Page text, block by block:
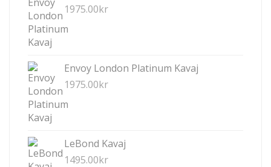
1975.00kr
Envoy London Platinum Kavaj
1975.00kr
LeBond Kavaj
1495.00kr